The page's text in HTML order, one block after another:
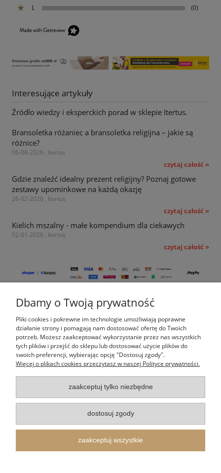
1
(0)
Interesujące artykuły
Źródło wiedzy i eksperckich porad w sklepie Itertus.
Bransoletka różaniec a bransoletka religijna – jakie są
różnice?
06-08-2026 , Itertus
czytaj całość »
Gdzie znaleźć idealny prezent religijny? Poznaj gotowe
zestawy upominkowe na każdą okazję
26-02-2026 , Itertus
czytaj całość »
Kielich mszalny - małe kompendium dla ciekawych
02-01-2026 , Itertus
czytaj całość »
Pomoc
Moje konto
Płatności i dostawa
Informacje
O nas
Indeks kategorii
Itertus Piotr Cieślik| Kalinowa 14, 43-340 Kozy, woj. śląskie | E-mail:
Dbamy o Twoją prywatność
Pliki cookies i pokrewne im technologie umożliwiają poprawne
działanie strony i pomagają nam dostosować ofertę do Twoich
potrzeb. Możesz zaakceptować wykorzystanie przez nas wszystkich
tych plików i przejść do sklepu lub dostosować użycie plików do
swoich preferencji, wybierając opcję "Dostosuj zgody".
Więcej o plikach cookies przeczytasz w naszej Polityce prywatności.
zaakceptuj tylko niezbędne
dostosuj zgody
zaakceptuj wszystkie